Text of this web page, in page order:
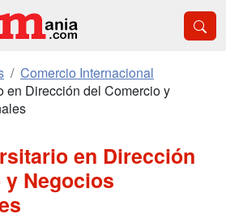
Comercio Internacional
en Dirección del Comercio y
en Dirección
Negocios